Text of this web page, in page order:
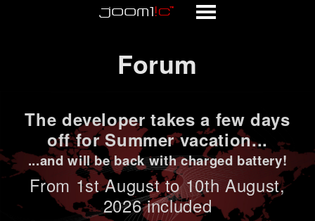
Forum
The developer takes a few days
off for Summer vacation...
...and will be back with charged battery!
From 1stAugust to 10th August,
2026 included